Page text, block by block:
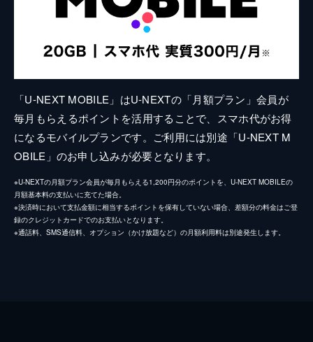
「U-NEXT MOBILE」はU-NEXTの「月額プラン」会員が
毎月もらえるポイントを活用することで、スマホ代がお得
になるモバイルプランです。ご利用には別途「U-NEXT M
OBILE」のお申し込みが必要となります。
※U-NEXTの月額プラン会員が毎月もらえる1,200円分のポイントを、U-NEXT MOBILEの
月額基本料の支払いに充てた場合。
※決済時において支払金額に相当するポイントを保有していない場合、差額分の料金はご登
録のクレジットカードでのお支払いとなります。
※通話料、SMS通信料、オプション（かけ放題など）の月額利用料は別途発生します。